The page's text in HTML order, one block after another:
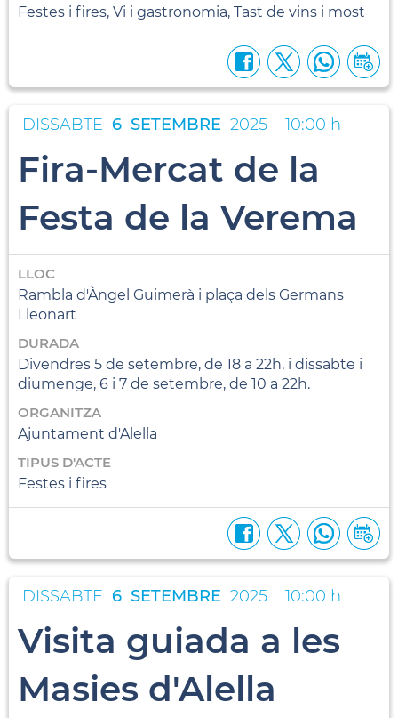
Festes i fires, Vi i gastronomia, Tast de vins i most
DISSABTE 6 SETEMBRE 2025 10:00 h
Fira-Mercat de la
Festa de la Verema
LLOC
Rambla d'Àngel Guimerà i plaça dels Germans
Lleonart
DURADA
Divendres 5 de setembre, de 18 a 22h, i dissabte i
diumenge, 6 i 7 de setembre, de 10 a 22h.
ORGANITZA
Ajuntament d'Alella
TIPUS D'ACTE
Festes i fires
DISSABTE 6 SETEMBRE 2025 10:00 h
Visita guiada a les
Masies d'Alella